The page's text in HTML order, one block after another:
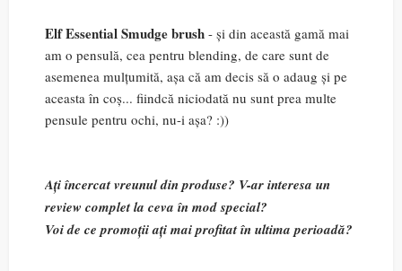
Elf Essential Smudge brush - și din această gamă mai
am o pensulă, cea pentru blending, de care sunt de
asemenea mulțumită, așa că am decis să o adaug și pe
aceasta în coș... fiindcă niciodată nu sunt prea multe
pensule pentru ochi, nu-i așa? :))
Ați încercat vreunul din produse? V-ar interesa un
review complet la ceva în mod special?
Voi de ce promoții ați mai profitat în ultima perioadă?